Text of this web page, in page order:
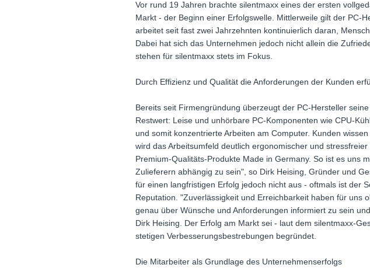
Vor rund 19 Jahren brachte silentmaxx eines der ersten
Markt - der Beginn einer Erfolgswelle. Mittlerweile gilt der PC-
arbeitet seit fast zwei Jahrzehnten kontinuierlich daran,
Dabei hat sich das Unternehmen jedoch nicht allein die
stehen für silentmaxx stets im Fokus.
Durch Effizienz und Qualität die Anforderungen der Kunden
Bereits seit Firmengründung überzeugt der PC-Hersteller
Restwert: Leise und unhörbare PC-Komponenten wie CPU-
und somit konzentrierte Arbeiten am Computer. Kunden
wird das Arbeitsumfeld deutlich ergonomischer und
Premium-Qualitäts-Produkte Made in Germany. So ist es uns
Zulieferern abhängig zu sein", so Dirk Heising, Gründer und
für einen langfristigen Erfolg jedoch nicht aus - oftmals ist der
Reputation. "Zuverlässigkeit und Erreichbarkeit haben für uns
genau über Wünsche und Anforderungen informiert zu sein
Dirk Heising. Der Erfolg am Markt sei - laut dem silentmaxx-
stetigen Verbesserungsbestrebungen begründet.
Die Mitarbeiter als Grundlage des Unternehmenserfolgs